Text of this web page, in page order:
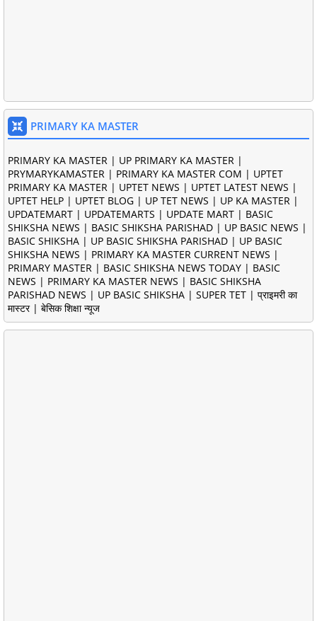
PRIMARY KA MASTER
PRIMARY KA MASTER | UP PRIMARY KA MASTER |
PRYMARYKAMASTER | PRIMARY KA MASTER COM | UPTET
PRIMARY KA MASTER | UPTET NEWS | UPTET LATEST NEWS |
UPTET HELP | UPTET BLOG | UP TET NEWS | UP KA MASTER |
UPDATEMART | UPDATEMARTS | UPDATE MART | BASIC
SHIKSHA NEWS | BASIC SHIKSHA PARISHAD | UP BASIC NEWS |
BASIC SHIKSHA | UP BASIC SHIKSHA PARISHAD | UP BASIC
SHIKSHA NEWS | PRIMARY KA MASTER CURRENT NEWS |
PRIMARY MASTER | BASIC SHIKSHA NEWS TODAY | BASIC
NEWS | PRIMARY KA MASTER NEWS | BASIC SHIKSHA
PARISHAD NEWS | UP BASIC SHIKSHA | SUPER TET | प्राइमरी का
मास्टर | बेसिक शिक्षा न्यूज